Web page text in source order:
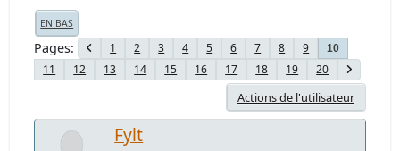
EN BAS
Pages 1 2 3 4 5 6 7 8 9 10
11 12 13 14 15 16 17 18 19 20
Actions de l'utilisateur
Fylt